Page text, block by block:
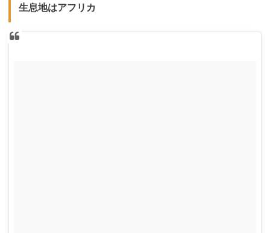
生息地はアフリカ